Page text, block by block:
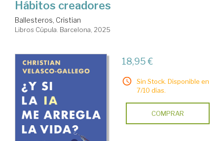
Hábitos creadores
Ballesteros, Cristian
Libros Cúpula. Barcelona, 2025
18,95 €
Sin Stock. Disponible en
7/10 días.
COMPRAR